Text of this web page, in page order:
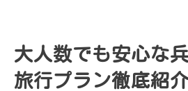
大人数でも安心な
旅行プラン徹底紹